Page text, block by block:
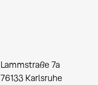
Lammstraße 7a
76133 Karlsruhe